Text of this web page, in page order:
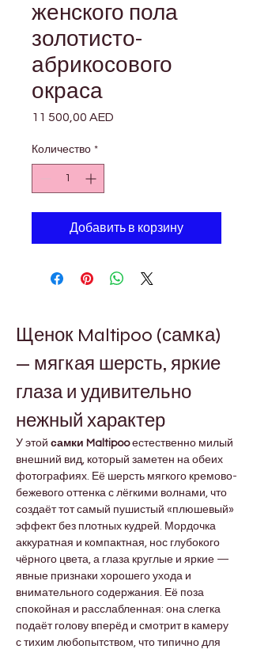
женского пола
золотисто-
абрикосового
окраса
11 500,00 AED
Количество *
Добавить в корзину
Щенок Maltipoo (самка)
— мягкая шерсть, яркие
глаза и удивительно
нежный характер
У этой самки Maltipoo естественно милый
внешний вид, который заметен на обеих
фотографиях. Её шерсть мягкого кремово-
бежевого оттенка с лёгкими волнами, что
создаёт тот самый пушистый «плюшевый»
эффект без плотных кудрей. Мордочка
аккуратная и компактная, нос глубокого
чёрного цвета, а глаза круглые и яркие —
явные признаки хорошего ухода и
внимательного содержания. Её поза
спокойная и расслабленная: она слегка
подаёт голову вперёд и смотрит в камеру
с тихим любопытством, что типично для